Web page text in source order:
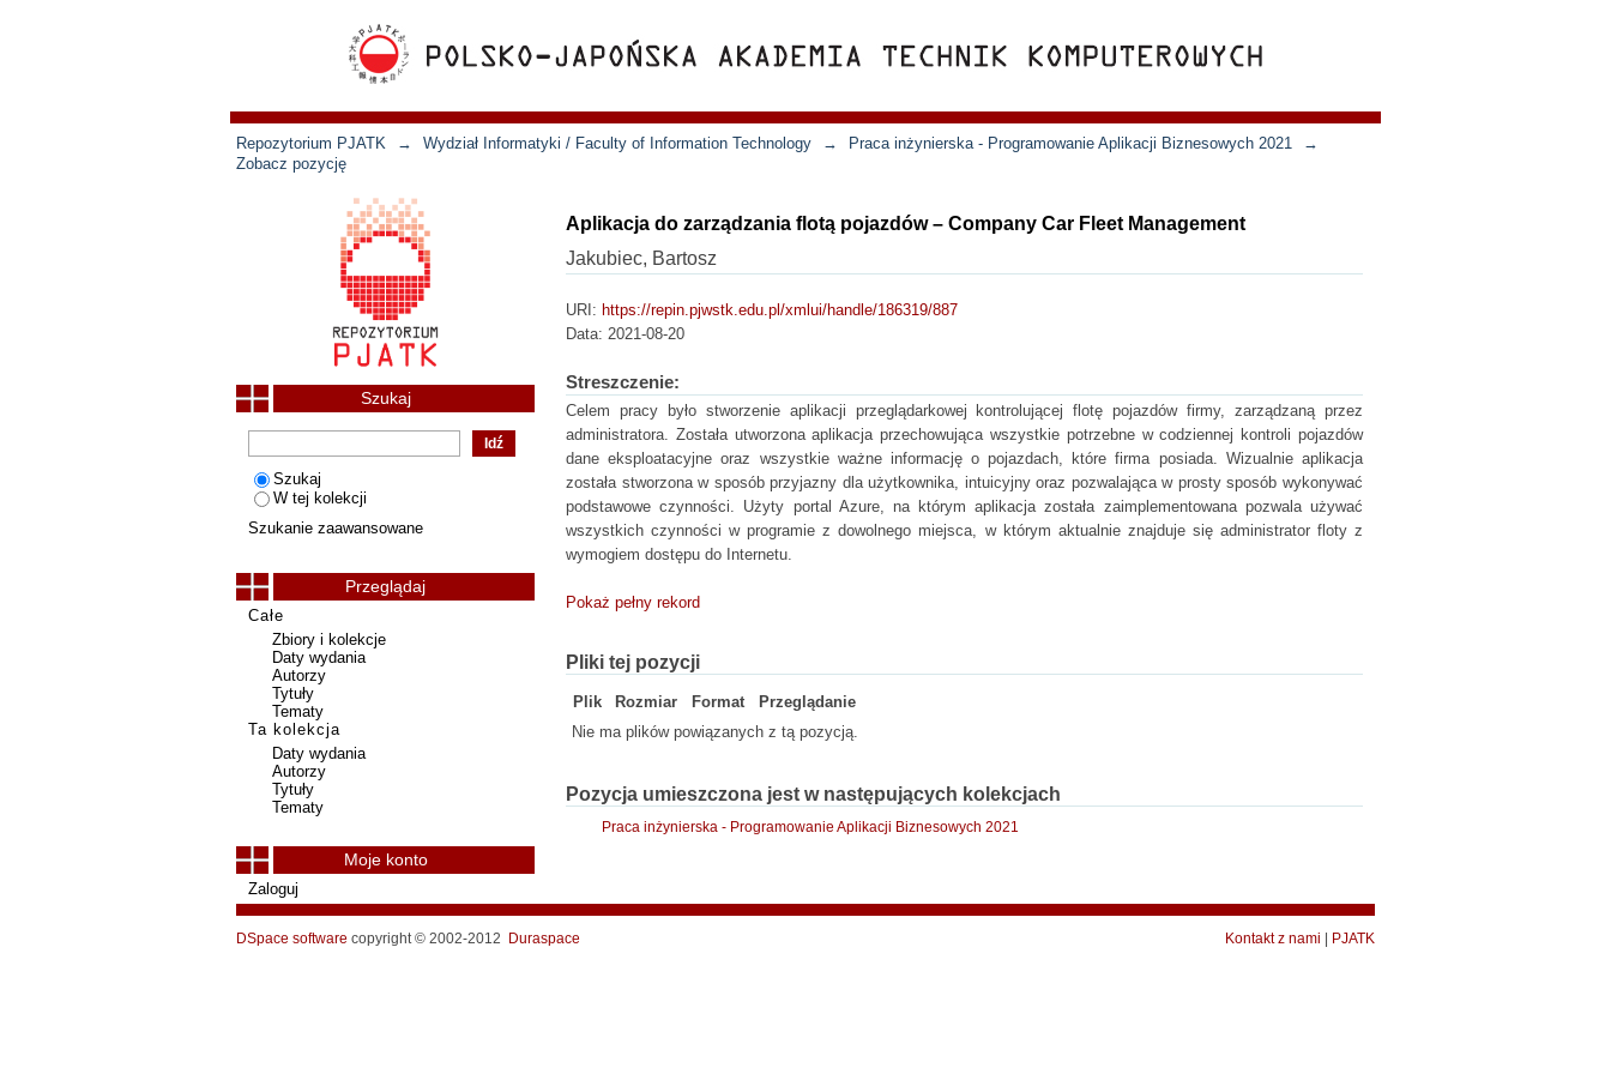
Repozytorium PJATK → Wydział Informatyki / Faculty of Information Technology → Praca inżynierska - Programowanie Aplikacji Biznesowych 2021
→
Zobacz pozycję
Aplikacja do zarządzania flotą pojazdów – Company Car Fleet Management
Jakubiec, Bartosz
URI: https://repin.pjwstk.edu.pl/xmlui/handle/186319/887
Data: 2021-08-20
Streszczenie:
Celem pracy było stworzenie aplikacji przeglądarkowej kontrolującej flotę pojazdów firmy, zarządzaną przez
administratora. Została utworzona aplikacja przechowująca wszystkie potrzebne w codziennej kontroli pojazdów
dane eksploatacyjne oraz wszystkie ważne informację o pojazdach, które firma posiada. Wizualnie aplikacja
została stworzona w sposób przyjazny dla użytkownika, intuicyjny oraz pozwalająca w prosty sposób wykonywać
podstawowe czynności. Użyty portal Azure, na którym aplikacja została zaimplementowana pozwala używać
wszystkich czynności w programie z dowolnego miejsca, w którym aktualnie znajduje się administrator floty z
wymogiem dostępu do Internetu.
Pokaż pełny rekord
Pliki tej pozycji
Plik Rozmiar Format
Przeglądanie
Nie ma plików powiązanych z tą pozycją.
Pozycja umieszczona jest w następujących kolekcjach
Praca inżynierska - Programowanie Aplikacji Biznesowych 2021
Szukaj
Szukaj
W tej kolekcji
Szukanie zaawansowane
Przeglądaj
Całe
Zbiory i kolekcje
Daty wydania
Autorzy
Tytuły
Tematy
Ta kolekcja
Daty wydania
Autorzy
Tytuły
Tematy
Moje konto
Zaloguj
DSpace software copyright © 2002-2012 Duraspace Kontakt z nami PJATK